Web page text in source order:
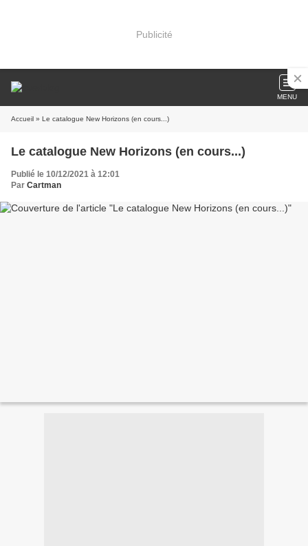
Publicité
MENU
Accueil » Le catalogue New Horizons (en cours...)
Le catalogue New Horizons (en cours...)
Publié le 10/12/2021 à 12:01
Par Cartman